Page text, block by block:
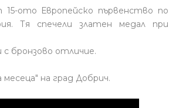
ото Европейско първенство по
Тя спечели златен медал при
бронзово отличие.
на град Добрич.